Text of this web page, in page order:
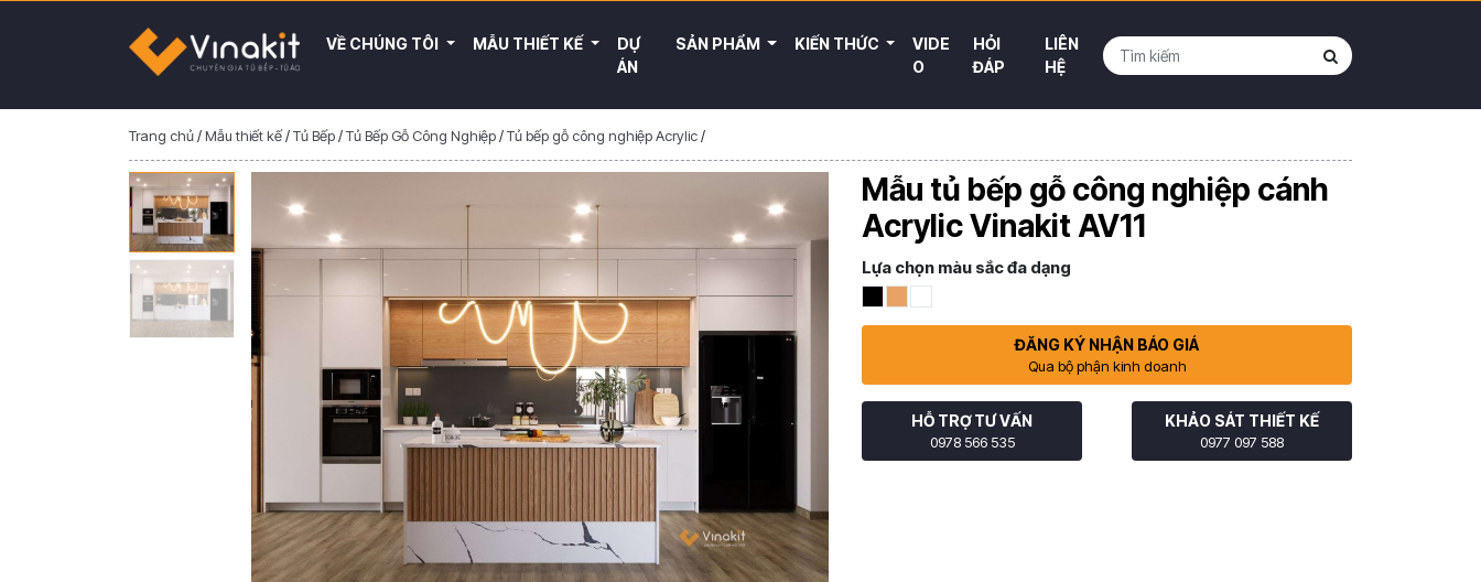
VỀ CHÚNG TÔI MẪU THIẾT KẾ
DỰ
ÁN
SẢN PHẨM KIẾN THỨC
VIDE
O
HỎI
ĐÁP
LIÊN
HỆ
Trang chủ/Mẫu thiết kế/Tủ Bếp/Tủ Bếp Gỗ Công Nghiệp/Tủ bếp gỗ công nghiệp Acrylic/
Mẫu tủ bếp gỗ công nghiệp cánh
Acrylic Vinakit AV11
Lựa chọn màu sắc đa dạng
ĐĂNG KÝ NHẬN BÁO GIÁ
Qua bộ phận kinh doanh
HỖ TRỢ TƯ VẤN
0978 566 535
KHẢO SÁT THIẾT KẾ
0977 097 588